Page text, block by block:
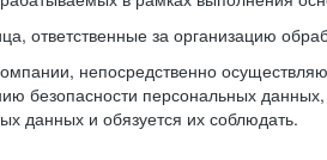
ответственные за организацию
непосредственно
безопасности персональных
данных и обязуется их соблюдать.